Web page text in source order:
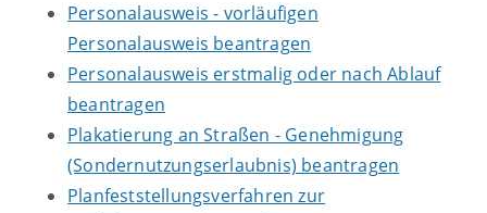
Personalausweis - vorläufigen
Personalausweis beantragen
Personalausweis erstmalig oder nach Ablauf
beantragen
Plakatierung an Straßen - Genehmigung
(Sondernutzungserlaubnis) beantragen
Planfeststellungsverfahren zur